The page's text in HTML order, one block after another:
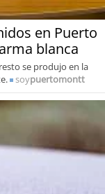
en Puerto
blanca
se produjo en la
soypuertomontt